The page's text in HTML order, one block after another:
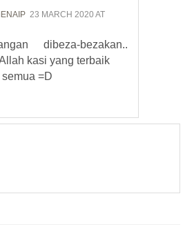
23 MARCH 2020 AT
dibeza-bezakan..
kasi yang terbaik
=D